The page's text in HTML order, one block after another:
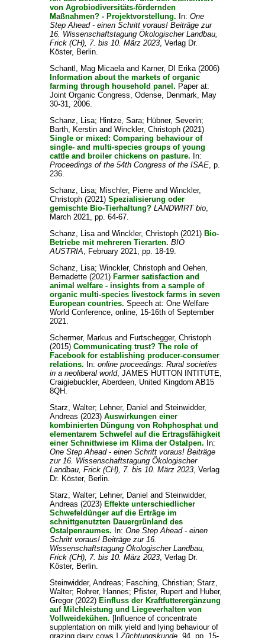
von Agrobiodiversitäts-fördernden
Maßnahmen? - Projektvorstellung. In: One
Step Ahead - einen Schritt voraus! Beiträge zur
16. Wissenschaftstagung Ökologischer Landbau,
Frick (CH), 7. bis 10. März 2023, Verlag Dr.
Köster, Berlin.
Schantl, Mag Micaelaand Karner, DI Erika(2006)
Information about the markets of organic
farming through household panel. Paper at:
Joint Organic Congress, Odense, Denmark, May
30-31, 2006.
Schanz, Lisa; Hintze, Sara; Hübner, Severin;
Barth, Kerstinand Winckler, Christoph(2021)
Single or mixed: Comparing behaviour of
single- and multi-species groups of young
cattle and broiler chickens on pasture. In:
Proceedings of the 54th Congress of the ISAE, p.
236.
Schanz, Lisa; Mischler, Pierreand Winckler,
Christoph(2021) Spezialisierung oder
gemischte Bio-Tierhaltung? LANDWIRT bio,
March 2021, pp. 64-67.
Schanz, Lisaand Winckler, Christoph(2021) Bio-
Betriebe mit mehreren Tierarten. BIO
AUSTRIA, February 2021, pp. 18-19.
Schanz, Lisa; Winckler, Christophand Oehen,
Bernadette(2021) Farmer satisfaction and
animal welfare - insights from a sample of
organic multi-species livestock farms in seven
European countries. Speech at: One Welfare
World Conference, online, 15-16th of September
2021.
Schermer, Markus and Furtschegger, Christoph
(2015) Communicating trust? The role of
Facebook for establishing producer-consumer
relations. In: online proceedings: Rural societies
in a neoliberal world, JAMES HUTTON INTITUTE,
Craigiebuckler, Aberdeen, United Kingdom AB15
8QH.
Starz, Walter; Lehner, Daniel and Steinwidder,
Andreas (2023) Auswirkungen einer
kombinierten Düngung von Rohphosphat und
elementarem Schwefel auf die Ertragsfähigkeit
einer Schnittwiese im Klima der Ostalpen. In:
One Step Ahead - einen Schritt voraus! Beiträge
zur 16. Wissenschaftstagung Ökologischer
Landbau, Frick (CH), 7. bis 10. März 2023, Verlag
Dr. Köster, Berlin.
Starz, Walter; Lehner, Daniel and Steinwidder,
Andreas (2023) Effekte unterschiedlicher
Schwefeldünger auf die Erträge im
schnittgenutzten Dauergrünland des
Ostalpenraumes. In: One Step Ahead - einen
Schritt voraus! Beiträge zur 16.
Wissenschaftstagung Ökologischer Landbau,
Frick (CH), 7. bis 10. März 2023, Verlag Dr.
Köster, Berlin.
Steinwidder, Andreas; Fasching, Christian; Starz,
Walter; Rohrer, Hannes; Pfister, Rupertand Huber,
Gregor(2022) Einfluss der Kraftfutterergänzung
auf Milchleistung und Liegeverhalten von
Vollweidekühen. [lnfluence of concentrate
supplentation on milk yield and lying behaviour of
grazing dairy cows.]Züchtungskunde, 94, pp. 15-